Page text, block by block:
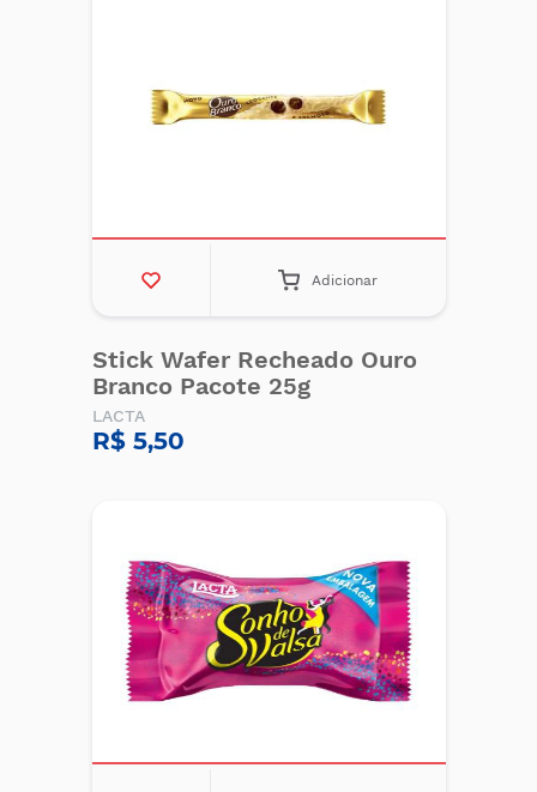
Adicionar
Stick Wafer Recheado Ouro
Branco Pacote 25g
LACTA
R$ 5,50